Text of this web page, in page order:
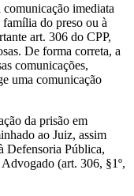
imediata
do preso ou à
art. 306 do CPP,
De forma correta, a
comunicações,
uma comunicação
da prisão em
ao Juiz, assim
Defensoria Pública,
(art. 306, §1º,